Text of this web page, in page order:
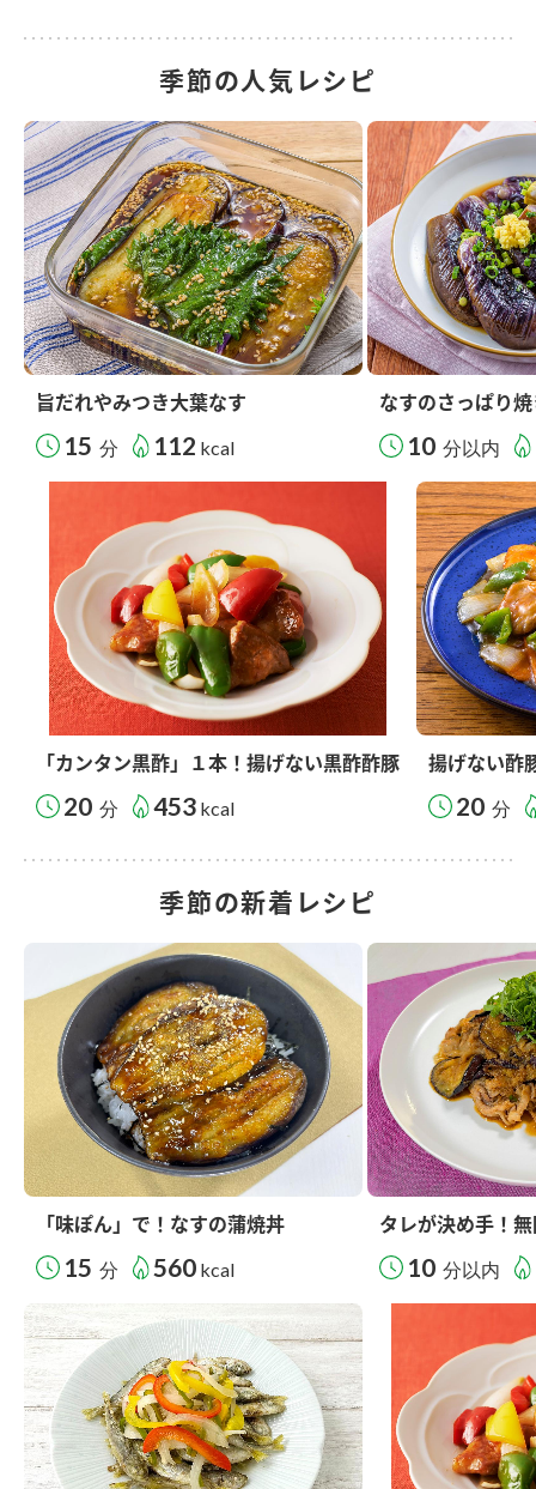
季節の人気レシピ
旨だれやみつき大葉なす
15 分 112 kcal
なすのさっぱり
10 分以内
「カンタン黒酢」１本！揚げない黒酢酢豚
20 分 453 kcal
揚げない酢
20 分
季節の新着レシピ
「味ぽん」で！なすの蒲焼丼
15 分 560 kcal
タレが決め手！
10 分以内